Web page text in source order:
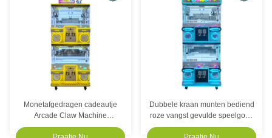
Monetafgedragen cadeautje
Arcade Claw Machine
Commercieel 4 Spelers
Dubbele kraan munten bediend
roze vangst gevulde speelgoed
machine speelgoed klauw